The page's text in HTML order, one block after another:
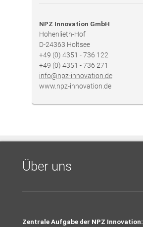
NPZ Innovation GmbH
Hohenlieth-Hof
D-24363 Holtsee
+49 (0) 4351 - 736 122
+49 (0) 4351 - 736 271
info@npz-innovation.de
www.npz-innovation.de
Über uns
Zentrale Aufgabe der NPZ Innovation: